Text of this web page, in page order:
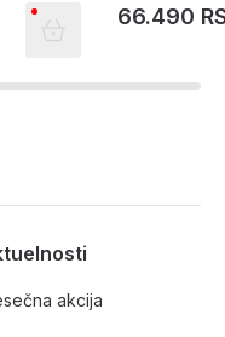
66.490
akcija